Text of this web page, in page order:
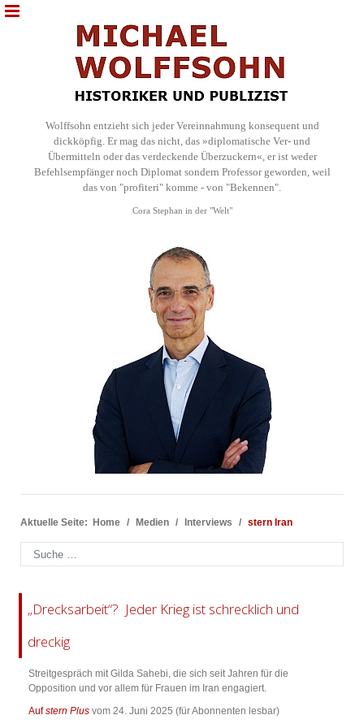
Wolffsohn entzieht sich jeder Vereinnahmung konsequent und
dickköpfig. Er mag das nicht, das »diplomatische Ver- und
Übermitteln oder das verdeckende Überzuckern«, er ist weder
Befehlsempfänger noch Diplomat sondern Professor geworden, weil
das von "profiteri" komme - von "Bekennen".
Cora Stephan in der "Welt"
Aktuelle Seite: Home Medien Interviews stern Iran
Suchen
„Drecksarbeit“? Jeder Krieg ist schrecklich und
dreckig
Streitgespräch mit Gilda Sahebi, die sich seit Jahren für die
Opposition und vor allem für Frauen im Iran engagiert.
Aufstern Plus vom 24. Juni 2025 (für Abonnenten lesbar)